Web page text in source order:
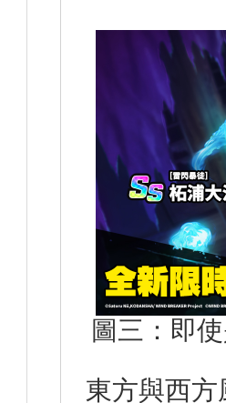
圖三：即
東方與西